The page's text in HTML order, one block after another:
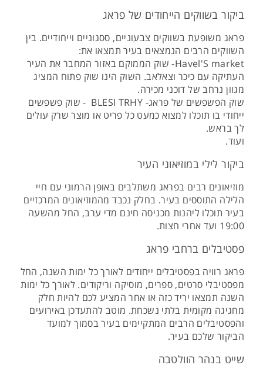
ביקור בשווקים הייחודים של פראג
פראג משופעת בשווקים צבעוניים, ססגוניים וייחודיים. בין
השווקים הרבים הנמצאים בעיר תמצאו את:
Havel'S market- שוק הממוקם באזור המחבר את העיר
העתיקה עם כיכר וצאלאב. השוק הינו שוק פתוח המציג
מגוון נרחב של דוכני מכירה.
שוק הפשפשים של פראג- BLESI TRHY - שוק פשפשים
ייחודי בו תוכלו למצוא כמעט כל פריט או מוצר שרק עולים
לך בראש.
ועוד.
ביקור לילי במוזיאוני העיר
מוזיאונים רבים בפראג משתלבים באופן הרמוני עם חיי
הלילה התוססים בעיר. בחלק נכבד מהמוזיאונים המרכזיים
בעיר תוכלו ליהנות מכניסה חינם מדי ערב, החל מהשעה
19:00 ועד אחרי חצות.
פסטיבלים ברחבי פראג
פראג רוויה בפסטיבלים ייחודים לאורך כל ימות השנה, החל
מפסטיבלי סרטים, ספרים, מוסיקה וריקודים. לאורך כל ימות
השנה תמצאו יריד כזה או אחר המציע לכם להיות חלק
מחגיגה מקומית בלתי נשכחת. מוטב להתעדכן באירועים
והפסטיבלים הרבים המתקיימים בעיר בסמוך למועד
הביקור שלכם בעיר.
שייט בנהר הוולטבה